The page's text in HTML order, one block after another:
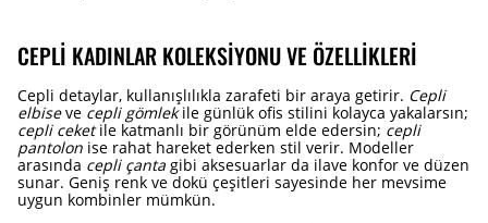
CEPLI KADINLAR KOLEKSIYONU VE ÖZELLIKLERI
Cepli detaylar, kullanışlılıkla zarafeti bir araya getirir. Cepli
elbiseve cepli gömlekile günlük ofis stilini kolayca yakalarsın;
cepli ceketile katmanlı bir görünüm elde edersin; cepli
pantolon ise rahat hareket ederken stil verir. Modeller
arasında cepli çanta gibi aksesuarlar da ilave konfor ve düzen
sunar. Geniş renk ve dokü çeşitleri sayesinde her mevsime
uygun kombinler mümkün.